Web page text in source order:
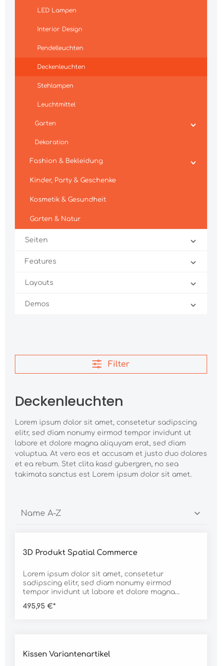
LED Lampen
Interior Design
Pendelleuchten
Deckenleuchten
Stehlampen
Leuchtmittel
Garten
Dekoration
Fashion & Bekleidung
Kinder, Party & Geschenke
Kosmetik & Gesundheit
Garten & Natur
Seiten
Features
Layouts
Demos
Filter
Deckenleuchten
Lorem ipsum dolor sit amet, consetetur sadipscing
elitr, sed diam nonumy eirmod tempor invidunt ut
labore et dolore magna aliquyam erat, sed diam
voluptua. At vero eos et accusam et justo duo dolores
et ea rebum. Stet clita kasd gubergren, no sea
takimata sanctus est Lorem ipsum dolor sit amet.
3D Produkt Spatial Commerce
Lorem ipsum dolor sit amet, consetetur
sadipscing elitr, sed diam nonumy eirmod
tempor invidunt ut labore et dolore magna
accusam et justo duo dolores et ea rebum. Stet
et dolore magna aliquyam erat, sed diam
495,95 €*
Kissen Variantenartikel